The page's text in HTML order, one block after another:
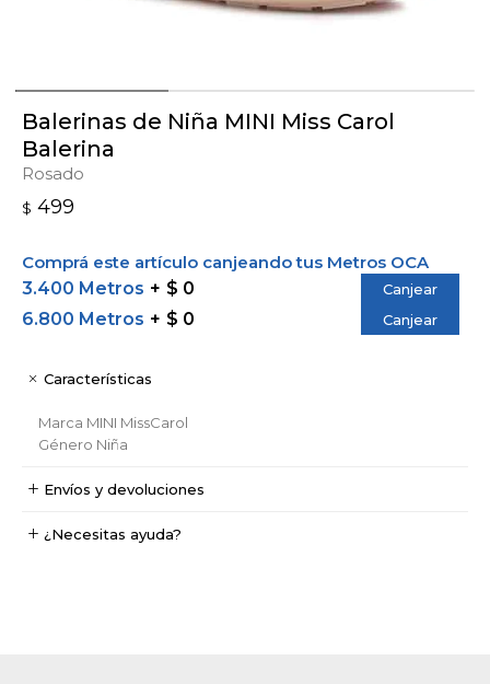
Balerinas de Niña MINI Miss Carol
Balerina
Rosado
$ 499
Comprá este artículo canjeando tus Metros OCA
3.400 Metros
$ 0 Canjear
6.800 Metros $ 0 Canjear
Características
Marca MINI MissCarol
Género Niña
Envíos y devoluciones
¿Necesitas ayuda?